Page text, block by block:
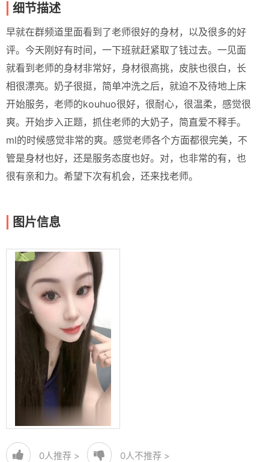
细节描述
早就在群频道里面看到了老师很好的身材，以及很多的好
评。今天刚好有时间，一下班就赶紧取了钱过去。一见面
就看到老师的身材非常好，身材很高挑，皮肤也很白，长
相很漂亮。奶子很挺，简单冲洗之后，就迫不及待地上床
开始服务，老师的kouhuo很好，很耐心，很温柔，感觉很
爽。开始步入正题，抓住老师的大奶子，简直爱不释手。
ml的时候感觉非常的爽。感觉老师各个方面都很完美，不
管是身材也好，还是服务态度也好。对，也非常的有，也
很有亲和力。希望下次有机会，还来找老师。
图片信息
0人推荐 > 0人不推荐 >